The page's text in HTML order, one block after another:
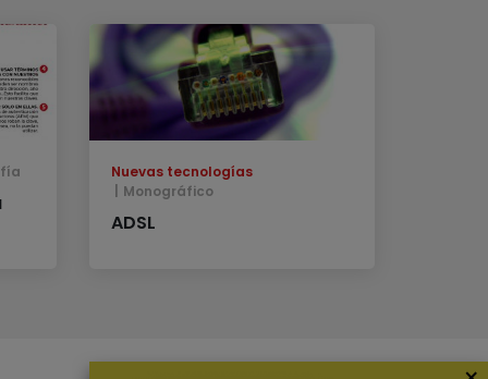
Nuevas tecnologías
Monográfico
ADSL